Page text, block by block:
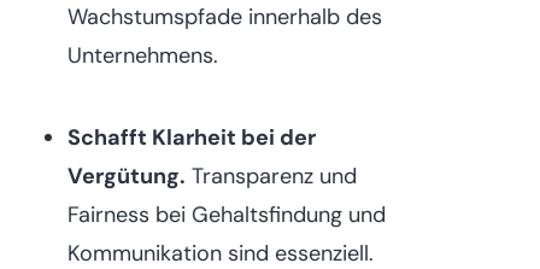
Wachstumspfade innerhalb des
Unternehmens.
Schafft Klarheit bei der
Vergütung. Transparenz und
Fairness bei Gehaltsfindung und
Kommunikation sind essenziell.